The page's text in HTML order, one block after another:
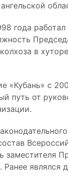
года
в
«Кубань» с
путь от
заместителя
являлся